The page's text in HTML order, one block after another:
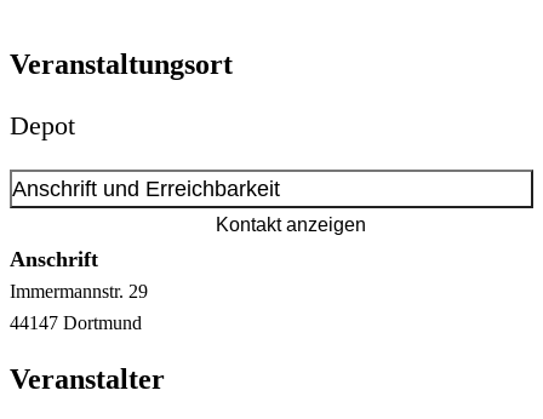
Veranstaltungsort
Depot
Anschrift und Erreichbarkeit
Kontakt anzeigen
Anschrift
Immermannstr. 29
44147 Dortmund
Veranstalter